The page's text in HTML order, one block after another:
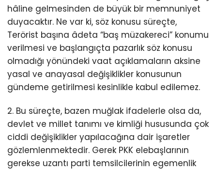
hâline gelmesinden de büyük bir memnuniyet
duyacaktır. Ne var ki, söz konusu süreçte,
Terörist başına âdeta “baş müzakereci” konumu
verilmesi ve başlangıçta pazarlık söz konusu
olmadığı yönündeki vaat açıklamaların aksine
yasal ve anayasal değişiklikler konusunun
gündeme getirilmesi kesinlikle kabul edilemez.
2. Bu süreçte, bazen muğlak ifadelerle olsa da,
devlet ve millet tanımı ve kimliği hususunda çok
ciddi değişiklikler yapılacağına dair işaretler
gözlemlenmektedir. Gerek PKK elebaşlarının
gerekse uzantı parti temsilcilerinin egemenlik